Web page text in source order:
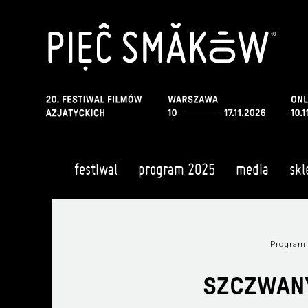
festiwal program 2025 media
Program